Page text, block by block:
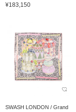
¥183,150
SWASH LONDON / Grand